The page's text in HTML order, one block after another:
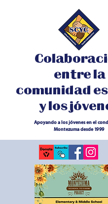
entre la
comunidad
y los
Apoyando a los jóvenes en el
Montezuma desde 1999